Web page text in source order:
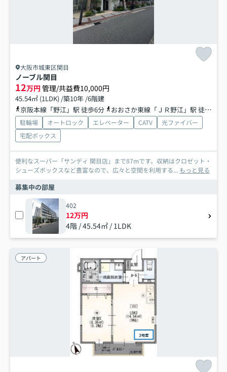
大阪市城東区関目
ノーブル関目
12万円 管理/共益費10,000円
45.54㎡ (1LDK) /築10年 /6階建
京阪本線「野江」駅 徒歩6分
おおさか東線「ＪＲ野江」駅 徒歩8分
駐輪場 オートロック エレベーター CATV
光ファイバー
宅配ボックス
便利なスーパー「サンディ 関目店」まで87mです。収納はクロゼット・
シューズボックスなど豊富なので、広々と空間を利用する... もっと見る
募集中の部屋
402
12万円
4階 / 45.54㎡ / 1LDK
アパート